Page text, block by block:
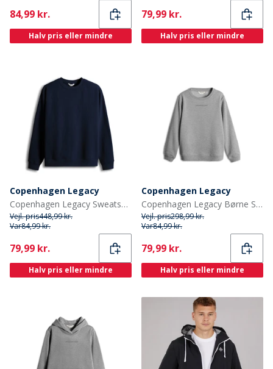
Current
84,99 kr.
Halv pris eller mindre
Current
79,99 kr.
Halv pris eller mindre
Copenhagen Legacy
Copenhagen Legacy Sweatshirts Blå
Vejl. pris448,99 kr.
Var84,99 kr.
Current
79,99 kr.
Halv pris eller mindre
Copenhagen Legacy
Copenhagen Legacy Børne Sweatshirt Grå Melange
Vejl. pris298,99 kr.
Var84,99 kr.
Current
79,99 kr.
Halv pris eller mindre